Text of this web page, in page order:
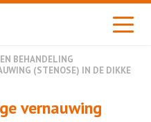
BEHANDELING
(STENOSE) IN DE DIKKE
vernauwing